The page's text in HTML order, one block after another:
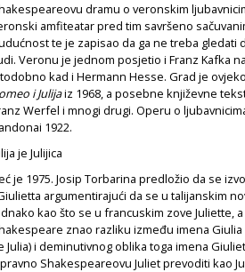
dramu o veronskim
amfiteatar pred tim savršeno
te je zapisao da ga ne treba
Veronu je jednom posjetio i Franz Kafka
kad i Hermann Hesse. Grad je
i Julijaiz 1968, a posebne književne
Werfel i mnogi drugi. Operu o
1922.
je Julijica
je 1975. Josip Torbarina predložio da se
argumentirajući da se u talijanskim
kao što se u francuskim zove Juliette,
znao razliku između imena
Julia) i deminutivnog oblika toga imena
Shakespeareovu Juliet prevoditi kao